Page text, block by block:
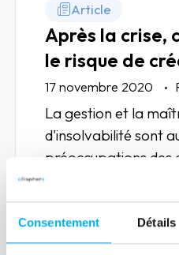
Consentement Détails
Article
Après la crise,
le risque de
17 novembre 2020
La gestion et la
d'insolvabilité sont
préoccupations des
charge
conséquences de la